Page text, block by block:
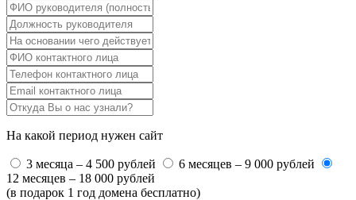
На какой период нужен сайт
3 месяца – 4 500 рублей
6 месяцев – 9 000 рублей
12 месяцев – 18 000 рублей
(в подарок 1 год домена бесплатно)